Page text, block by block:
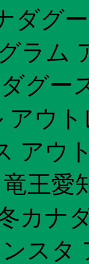
ダグ
ラム
グー
アウ
アウ
王愛
カナ
スタ